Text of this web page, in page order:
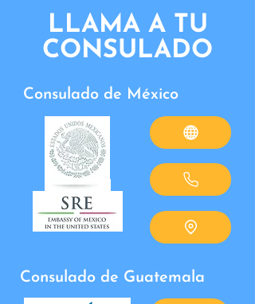
LLAMA A TU
CONSULADO
Consulado de México
Consulado de Guatemala